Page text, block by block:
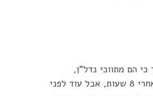
הם מתווכי נדל"ן,
שוחררו ממעצר אחרי 8 שעות, אבל עוד לפני